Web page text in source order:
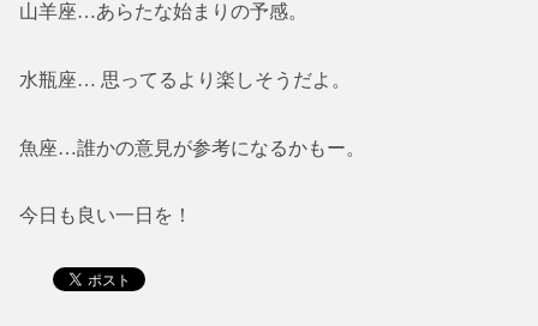
山羊座…あらたな始まりの予感。
水瓶座… 思ってるより楽しそうだよ。
魚座…誰かの意見が参考になるかもー。
今日も良い一日を！